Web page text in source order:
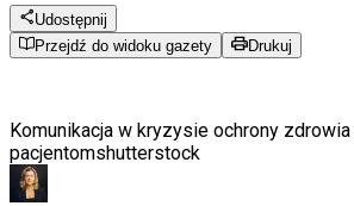
Udostępnij
Przejdź do widoku gazety
Drukuj
Komunikacja w kryzysie ochrony
pacjentomshutterstock